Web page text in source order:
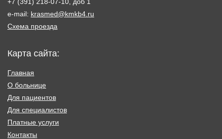
e-mail: krasmed@kmkb4.ru
Схема проезда
Карта сайта:
Главная
О больнице
Для пациентов
Для специалистов
Платные услуги
Контакты